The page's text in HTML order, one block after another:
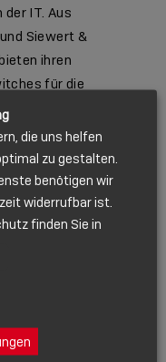
IT. Aus
Siewert &
ihren
für die
die uns helfen
zu gestalten.
benötigen wir
widerrufbar ist.
finden Sie in